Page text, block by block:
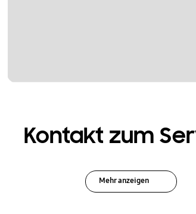
Kontakt zum
Mehr anzeigen